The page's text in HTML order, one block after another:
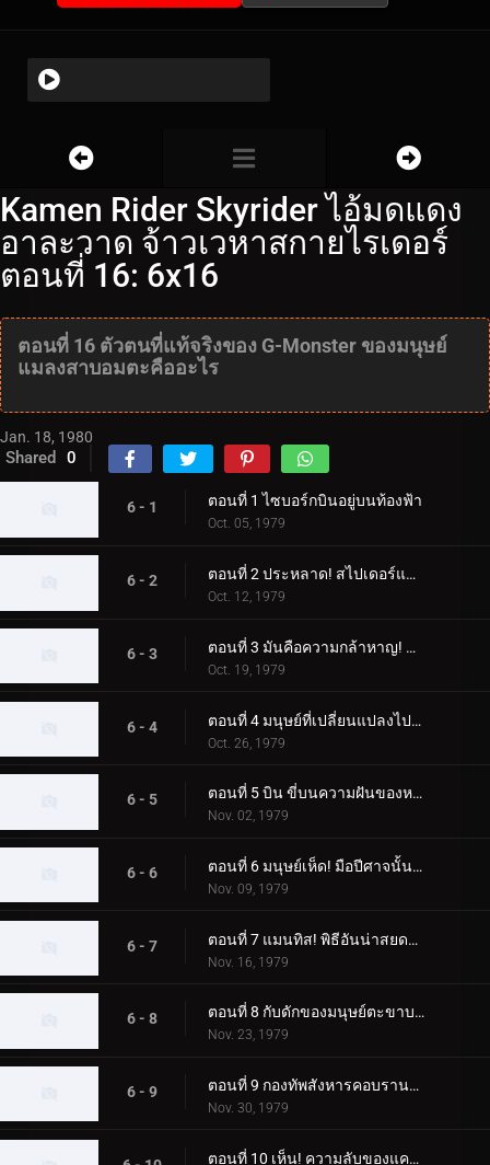
Kamen Rider Skyrider ไอ้มดแดง
อาละวาด จ้าวเวหาสกายไรเดอร์
ตอนที่ 16: 6x16
ตอนที่ 16 ตัวตนที่แท้จริงของ G-Monster ของมนุษย์
แมลงสาบอมตะคืออะไร
Jan. 18, 1980
Shared 0
6 - 1 ตอนที่ 1 ไซบอร์กบินอยู่บนท้องฟ้า
Oct. 05, 1979
6 - 2 ตอนที่ 2 ประหลาด! สไปเดอร์แมน
Oct. 12, 1979
6 - 3 ตอนที่ 3 มันคือความกล้าหาญ! ความกลัวของขลุ่ยค้างคาว
Oct. 19, 1979
6 - 4 ตอนที่ 4 มนุษย์ที่เปลี่ยนแปลงไปสองคน ไรเดอร์ผู้โกรธแค้นแตกสลาย
Oct. 26, 1979
6 - 5 ตอนที่ 5 บิน ขี่บนความฝันของหญิงสาว
Nov. 02, 1979
6 - 6 ตอนที่ 6 มนุษย์เห็ด! มือปีศาจนั้นเย็นชา
Nov. 09, 1979
6 - 7 ตอนที่ 7 แมนทิส! พิธีอันน่าสยดสยอง
Nov. 16, 1979
6 - 8 ตอนที่ 8 กับดักของมนุษย์ตะขาบ! ห้องผ่าตัดลึกลับ
Nov. 23, 1979
6 - 9 ตอนที่ 9 กองทัพสังหารคอบรานแมน
Nov. 30, 1979
ตอนที่ 10 เห็น! ความลับของแครกเกอร์แมน